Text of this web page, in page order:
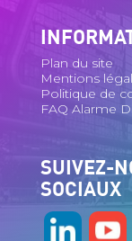
Plan du site
Mentions
Politique de
FAQ Alarme
SUIVEZ-
SOCIAUX